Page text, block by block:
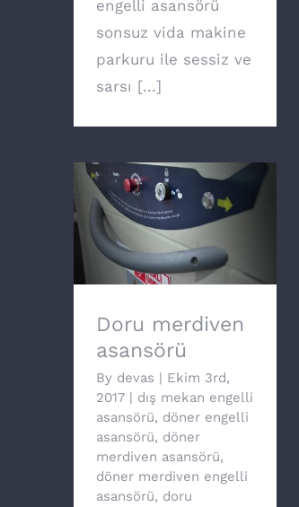
engelli asansörü
sonsuz vida makine
parkuru ile sessiz ve
sarsı [...]
Doru merdiven
asansörü
Doru merdiven
asansörü
By devas | Ekim 3rd,
2017 | dış mekan engelli
asansörü, döner engelli
asansörü, döner
merdiven asansörü,
döner merdiven engelli
asansörü, doru